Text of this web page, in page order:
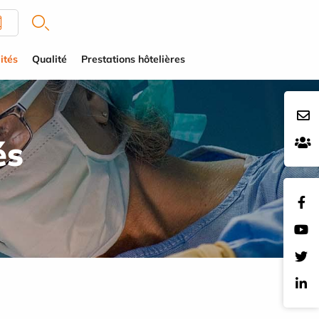
Qualité Prestations hôtelières